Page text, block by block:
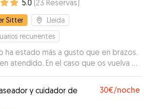
100% ”
5.0 (23 Reservas)
Sitter
Lleida
recurrentes
ha estado más a gusto que en brazos.
atendido. En el caso que os vuelva a
contaré con vosotros!”
y cuidador de
30€/noche